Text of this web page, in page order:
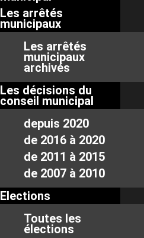
Les arrêtés
municipaux
Les arrêtés
municipaux
archivés
Les décisions du
conseil municipal
depuis 2020
de 2016 à 2020
de 2011 à 2015
de 2007 à 2010
Elections
Toutes les
élections